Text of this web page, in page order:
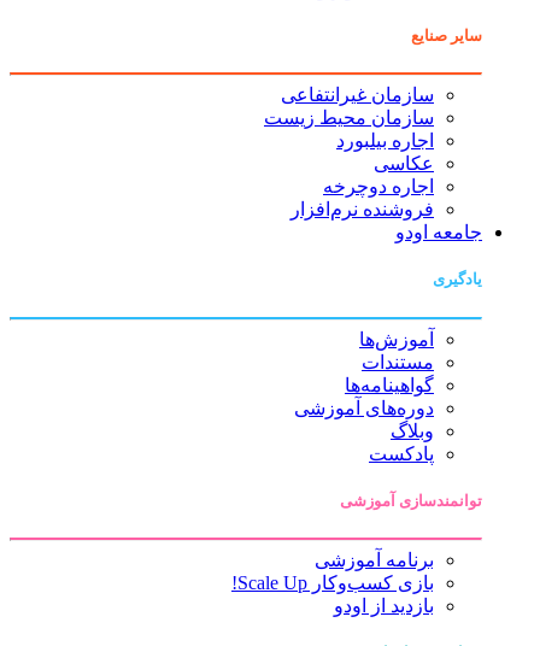
سایر صنایع
سازمان غیرانتفاعی
سازمان محیط زیست
اجاره بیلبورد
عکاسی
اجاره دوچرخه
فروشنده نرم‌افزار
جامعه اودو
یادگیری
آموزش‌ها
مستندات
گواهینامه‌ها
دوره‌های آموزشی
وبلاگ
پادکست
توانمندسازی آموزشی
برنامه آموزشی
بازی کسب‌وکار Scale Up!
بازدید از اودو